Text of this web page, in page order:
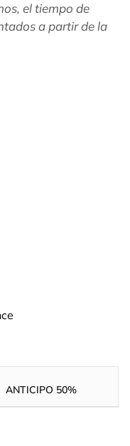
el tiempo de
a partir de la
ANTICIPO 50%